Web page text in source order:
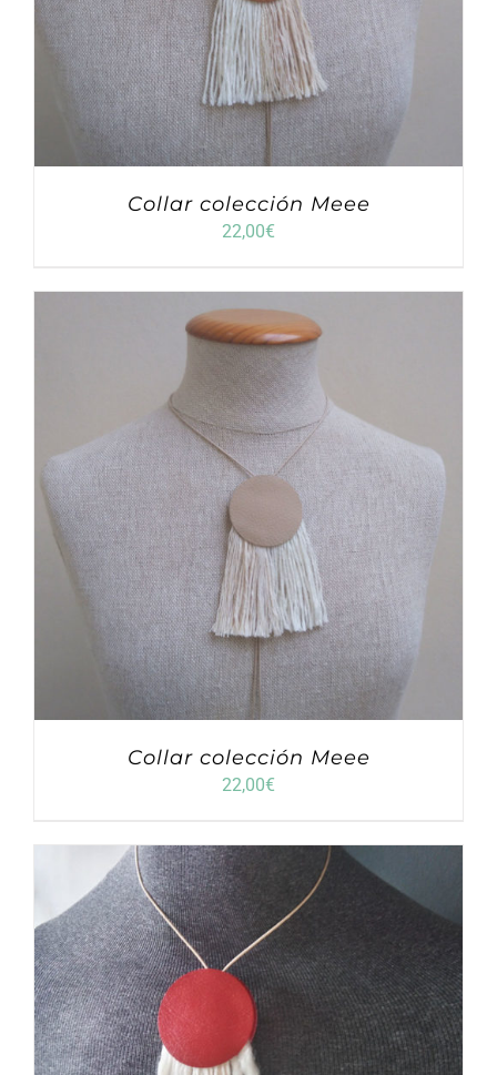
Collar colección Meee
22,00€
Collar colección Meee
22,00€